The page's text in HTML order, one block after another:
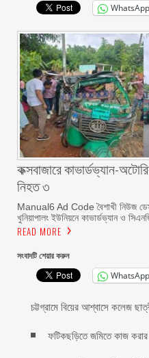
WhatsApp
কক্সবাজারে কাভার্ডভ্যান-
নিহত ৩
Manual6 Ad Code বৈশাখী নিউজ
খুনিয়াপালং ইউনিয়নে কাভার্ডভ্যান ও
READ MORE
সংবাদটি শেয়ার করুন
WhatsApp
চট্টগ্রামে বিয়ের আশ্বাসে কলেজ
ফটিকছড়িতে জমিতে কাজ